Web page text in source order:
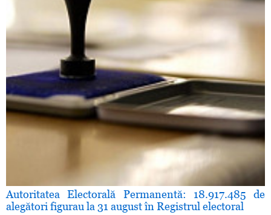
Autoritatea Electorală Permanentă: 18.917.485 de
alegători figurau la 31 august în Registrul electoral